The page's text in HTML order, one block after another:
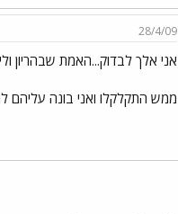
28/4/09
אני אלך לבדוק...האמת שבהריון
ממש התקלקלו ואני בונה עליהם